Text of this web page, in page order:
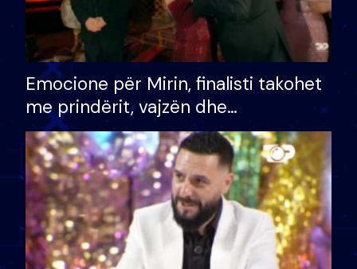
Emocione për Mirin, finalisti takohet
me prindërit, vajzën dhe
bashkëshorten: S’kemi ndonjë letër
divorci apo jo?